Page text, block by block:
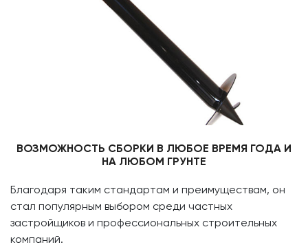
ВОЗМОЖНОСТЬ СБОРКИ В ЛЮБОЕ ВРЕМЯ ГОДА И
НА ЛЮБОМ ГРУНТЕ
Благодаря таким стандартам и преимуществам, он
стал популярным выбором среди частных
застройщиков и профессиональных строительных
компаний.